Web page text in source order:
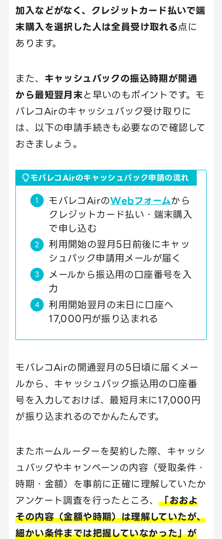
加入などがなく、クレジットカード払いで端
末購入を選択した人は全員受け取れる点に
あります。
また、 キャッシュバックの振込時期が開通
から最短翌月末と早いのもポイントです。モ
バレコAirのキャッシュバック受け取りに
は、以下の申請手続きも必要なので確認して
おきましょう。
モバレコAirのキャッシュバック申請の流れ
モバレコAirのWebフォームから
クレジットカード払い・端末購入
で申し込む
利用開始の翌月5日前後にキャッ
シュバック申請用メールが届く
メールから振込用の口座番号を入
力
利用開始翌月の末日に口座へ
17,000円が振り込まれる
モバレコAirの開通翌月の5日頃に届くメー
ルから、キャッシュバック振込用の口座番
号を入力しておけば、最短月末に17,000円
が振り込まれるのでかんたんです。
またホームルーターを契約した際、キャッシ
ュバックやキャンペーンの内容（受取条件・
時期・金額）を事前に正確に理解していたか
アンケート調査を行ったところ、「おおよ
その内容（金額や時期）は理解していたが、
細かい条件までは把握していなかった」が